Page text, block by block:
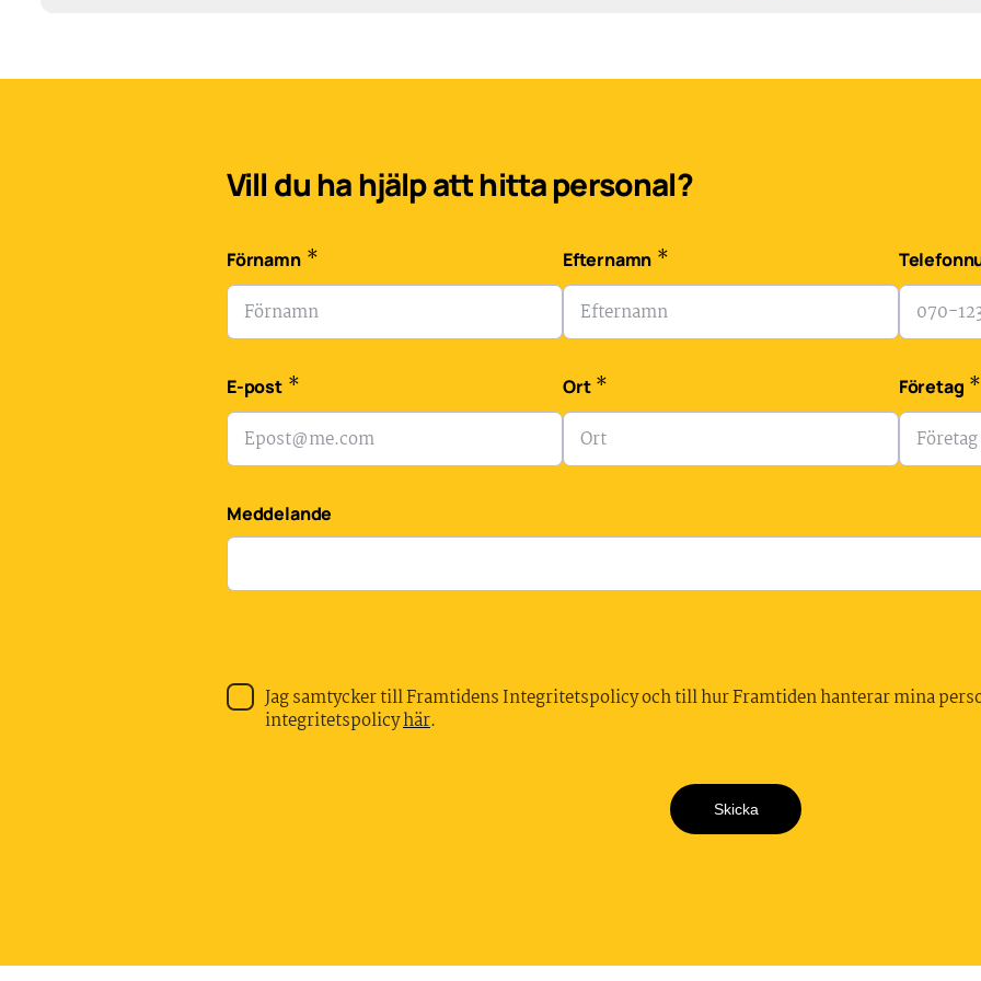
Vill du ha hjälp att hitta personal?
Förnamn * Efternamn *
E-post * Ort * Företag *
Meddelande
Jag samtycker till Framtidens Integritetspolicy och till hur Framtiden hanterar mina
integritetspolicyhär.
Skicka